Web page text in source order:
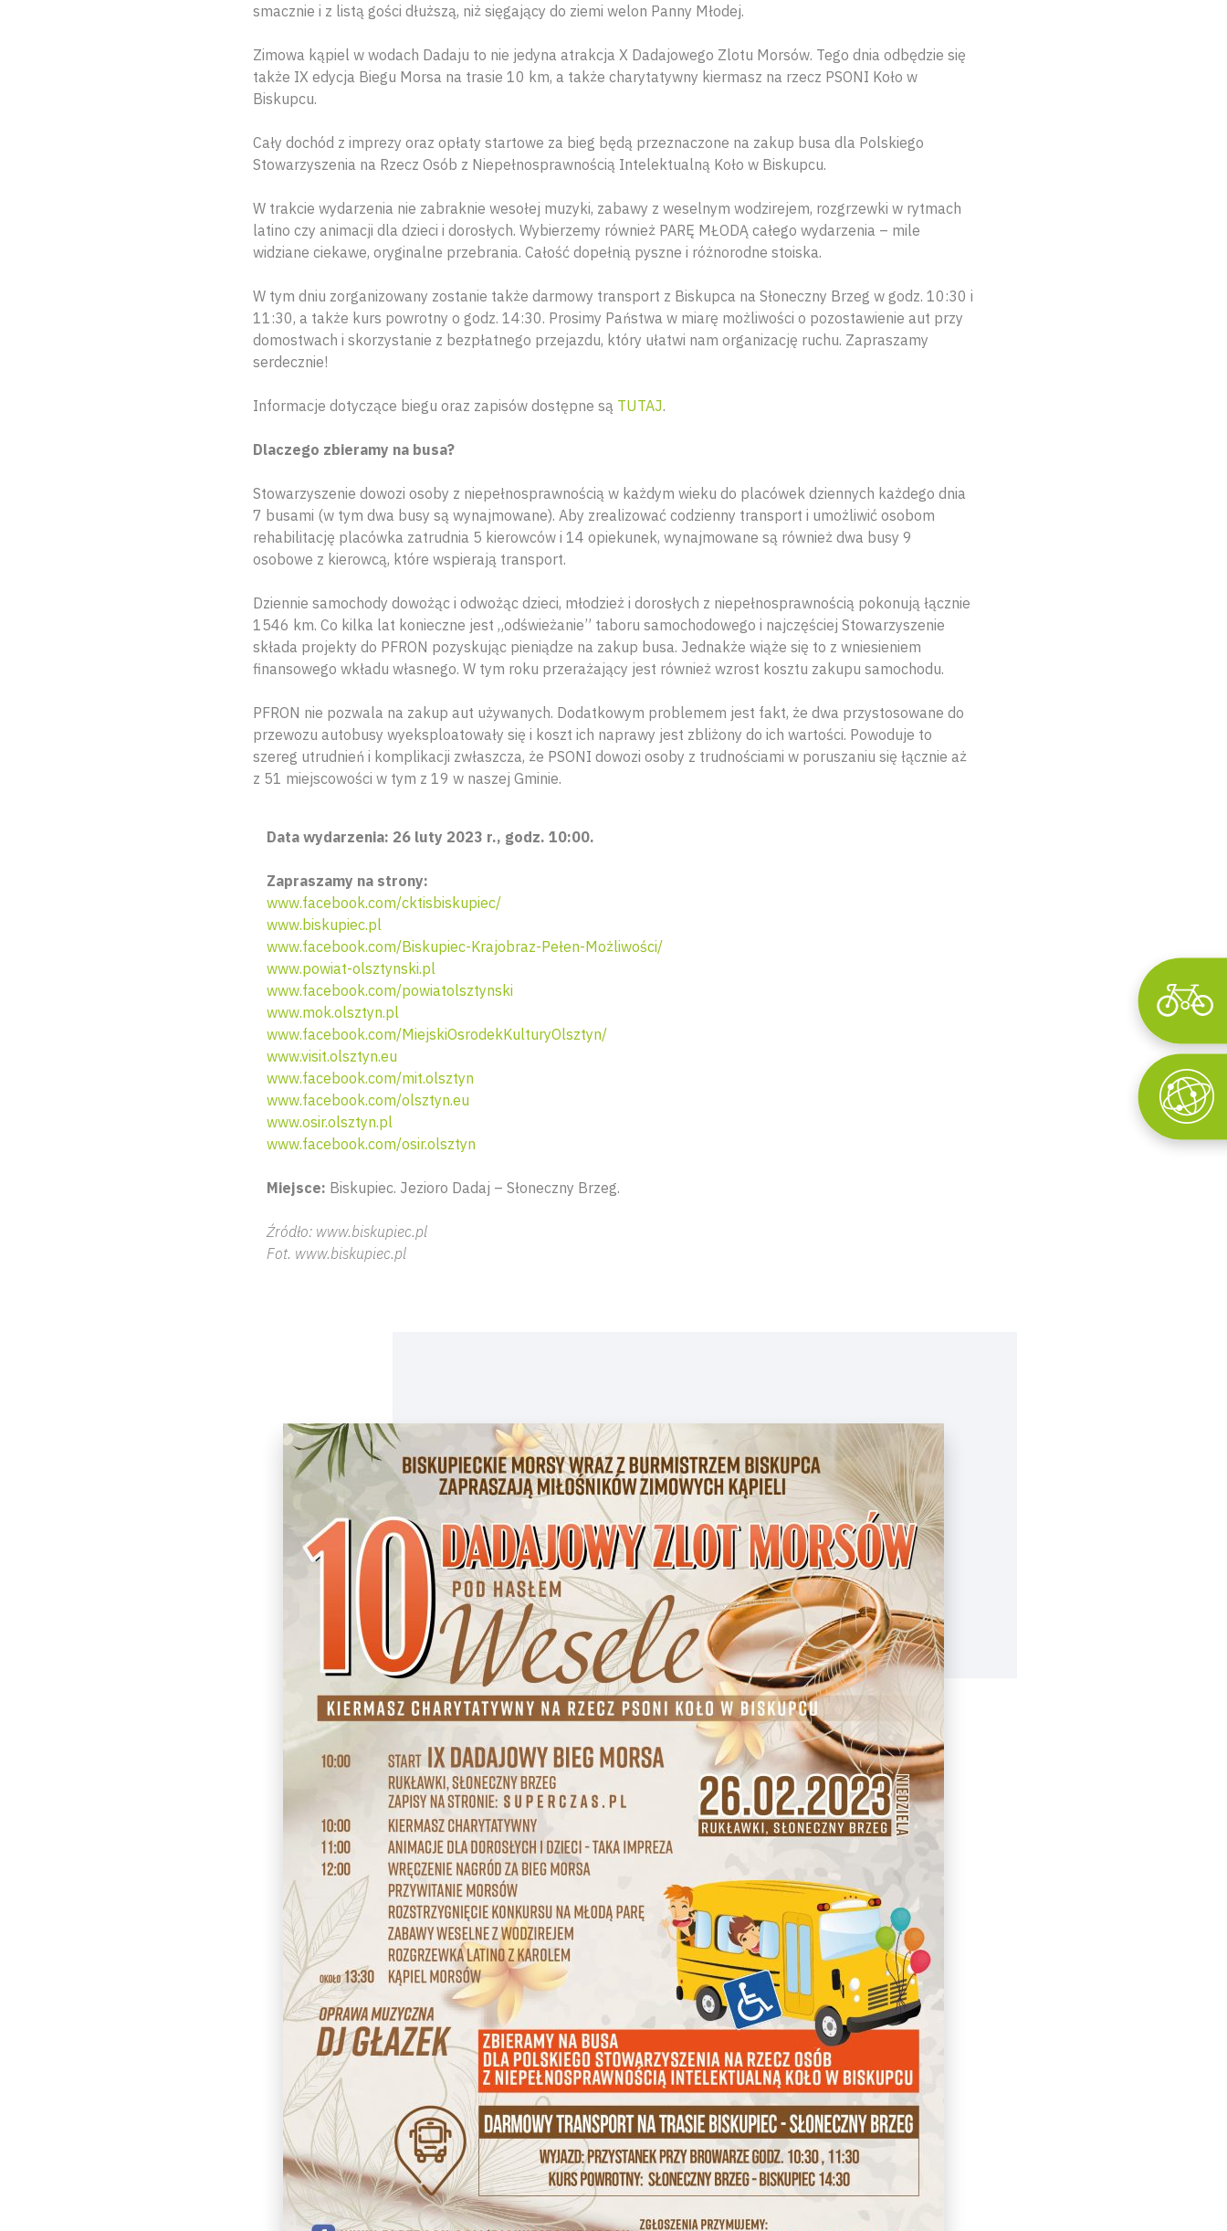
smacznie i z listą gości dłuższą, niż sięgający do ziemi welon Panny Młodej.
Zimowa kąpiel w wodach Dadaju to nie jedyna atrakcja X Dadajowego Zlotu Morsów. Tego dnia odbędzie się
także IX edycja Biegu Morsa na trasie 10 km, a także charytatywny kiermasz na rzecz PSONI Koło w
Biskupcu.
Cały dochód z imprezy oraz opłaty startowe za bieg będą przeznaczone na zakup busa dla Polskiego
Stowarzyszenia na Rzecz Osób z Niepełnosprawnością Intelektualną Koło w Biskupcu.
W trakcie wydarzenia nie zabraknie wesołej muzyki, zabawy z weselnym wodzirejem, rozgrzewki w rytmach
latino czy animacji dla dzieci i dorosłych. Wybierzemy również PARĘ MŁODĄ całego wydarzenia – mile
widziane ciekawe, oryginalne przebrania. Całość dopełnią pyszne i różnorodne stoiska.
W tym dniu zorganizowany zostanie także darmowy transport z Biskupca na Słoneczny Brzeg w godz. 10:30 i
11:30, a także kurs powrotny o godz. 14:30. Prosimy Państwa w miarę możliwości o pozostawienie aut przy
domostwach i skorzystanie z bezpłatnego przejazdu, który ułatwi nam organizację ruchu. Zapraszamy
serdecznie!
Informacje dotyczące biegu oraz zapisów dostępne są TUTAJ.
Dlaczego zbieramy na busa?
Stowarzyszenie dowozi osoby z niepełnosprawnością w każdym wieku do placówek dziennych każdego dnia
7 busami (w tym dwa busy są wynajmowane). Aby zrealizować codzienny transport i umożliwić osobom
rehabilitację placówka zatrudnia 5 kierowców i 14 opiekunek, wynajmowane są również dwa busy 9
osobowe z kierowcą, które wspierają transport.
Dziennie samochody dowożąc i odwożąc dzieci, młodzież i dorosłych z niepełnosprawnością pokonują łącznie
1546 km. Co kilka lat konieczne jest „odświeżanie” taboru samochodowego i najczęściej Stowarzyszenie
składa projekty do PFRON pozyskując pieniądze na zakup busa. Jednakże wiąże się to z wniesieniem
finansowego wkładu własnego. W tym roku przerażający jest również wzrost kosztu zakupu samochodu.
PFRON nie pozwala na zakup aut używanych. Dodatkowym problemem jest fakt, że dwa przystosowane do
przewozu autobusy wyeksploatowały się i koszt ich naprawy jest zbliżony do ich wartości. Powoduje to
szereg utrudnień i komplikacji zwłaszcza, że PSONI dowozi osoby z trudnościami w poruszaniu się łącznie aż
z 51 miejscowości w tym z 19 w naszej Gminie.
Data wydarzenia: 26 luty 2023 r., godz. 10:00.
Zapraszamy na strony:
www.facebook.com/cktisbiskupiec/
www.biskupiec.pl
www.facebook.com/Biskupiec-Krajobraz-Pełen-Możliwości/
www.powiat-olsztynski.pl
www.facebook.com/powiatolsztynski
www.mok.olsztyn.pl
www.facebook.com/MiejskiOsrodekKulturyOlsztyn/
www.visit.olsztyn.eu
www.facebook.com/mit.olsztyn
www.facebook.com/olsztyn.eu
www.osir.olsztyn.pl
www.facebook.com/osir.olsztyn
Miejsce: Biskupiec. Jezioro Dadaj – Słoneczny Brzeg.
Źródło: www.biskupiec.pl
Fot. www.biskupiec.pl
Wyszukaj